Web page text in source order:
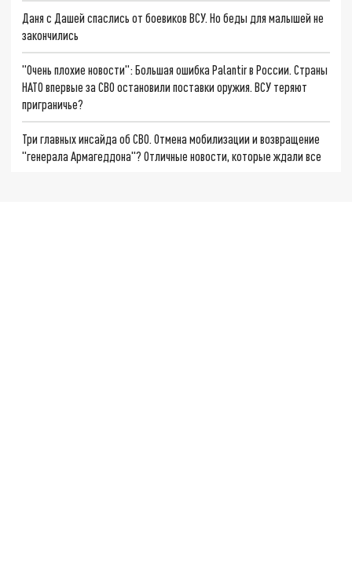
Даня с Дашей спаслись от боевиков ВСУ. Но беды для малышей не
закончились
"Очень плохие новости": Большая ошибка Palantir в России. Страны
НАТО впервые за СВО остановили поставки оружия. ВСУ теряют
приграничье?
Три главных инсайда об СВО. Отмена мобилизации и возвращение
"генерала Армагеддона"? Отличные новости, которые ждали все